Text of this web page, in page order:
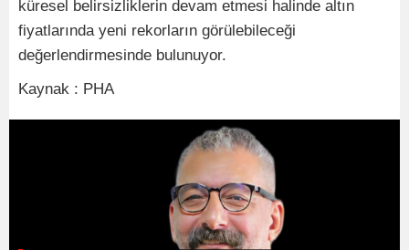
küresel belirsizliklerin devam etmesi halinde altın
fiyatlarında yeni rekorların görülebileceği
değerlendirmesinde bulunuyor.
Kaynak : PHA